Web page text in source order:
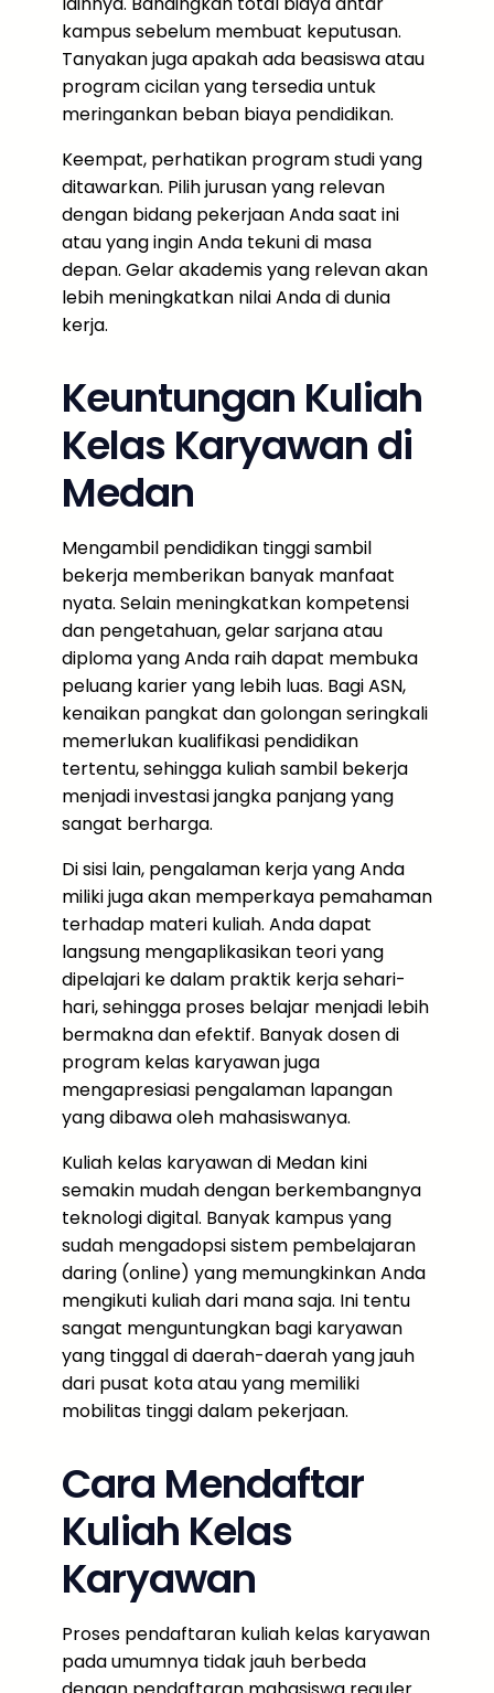
kampus sebelum membuat keputusan.
Tanyakan juga apakah ada beasiswa atau
program cicilan yang tersedia untuk
meringankan beban biaya pendidikan.
Keempat, perhatikan program studi yang
ditawarkan. Pilih jurusan yang relevan
dengan bidang pekerjaan Anda saat ini
atau yang ingin Anda tekuni di masa
depan. Gelar akademis yang relevan akan
lebih meningkatkan nilai Anda di dunia
kerja.
Keuntungan Kuliah
Kelas Karyawan di
Medan
Mengambil pendidikan tinggi sambil
bekerja memberikan banyak manfaat
nyata. Selain meningkatkan kompetensi
dan pengetahuan, gelar sarjana atau
diploma yang Anda raih dapat membuka
peluang karier yang lebih luas. Bagi ASN,
kenaikan pangkat dan golongan seringkali
memerlukan kualifikasi pendidikan
tertentu, sehingga kuliah sambil bekerja
menjadi investasi jangka panjang yang
sangat berharga.
Di sisi lain, pengalaman kerja yang Anda
miliki juga akan memperkaya pemahaman
terhadap materi kuliah. Anda dapat
langsung mengaplikasikan teori yang
dipelajari ke dalam praktik kerja sehari-
hari, sehingga proses belajar menjadi lebih
bermakna dan efektif. Banyak dosen di
program kelas karyawan juga
mengapresiasi pengalaman lapangan
yang dibawa oleh mahasiswanya.
Kuliah kelas karyawan di Medan kini
semakin mudah dengan berkembangnya
teknologi digital. Banyak kampus yang
sudah mengadopsi sistem pembelajaran
daring (online) yang memungkinkan Anda
mengikuti kuliah dari mana saja. Ini tentu
sangat menguntungkan bagi karyawan
yang tinggal di daerah-daerah yang jauh
dari pusat kota atau yang memiliki
mobilitas tinggi dalam pekerjaan.
Cara Mendaftar
Kuliah Kelas
Karyawan
Proses pendaftaran kuliah kelas karyawan
pada umumnya tidak jauh berbeda